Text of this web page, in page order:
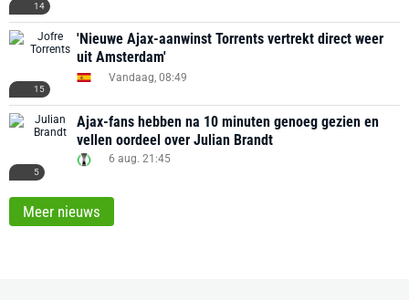
14
15
'Nieuwe Ajax-aanwinst Torrents vertrekt direct weer
uit Amsterdam'
Vandaag, 08:49
5
Ajax-fans hebben na 10 minuten genoeg gezien en
vellen oordeel over Julian Brandt
6 aug. 21:45
Meer nieuws